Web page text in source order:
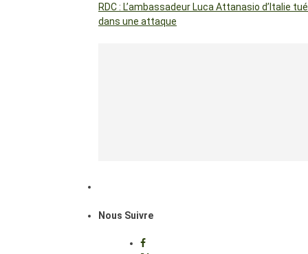
RDC : L’ambassadeur Luca Attanasio d’Italie tué
dans une attaque
Nous Suivre